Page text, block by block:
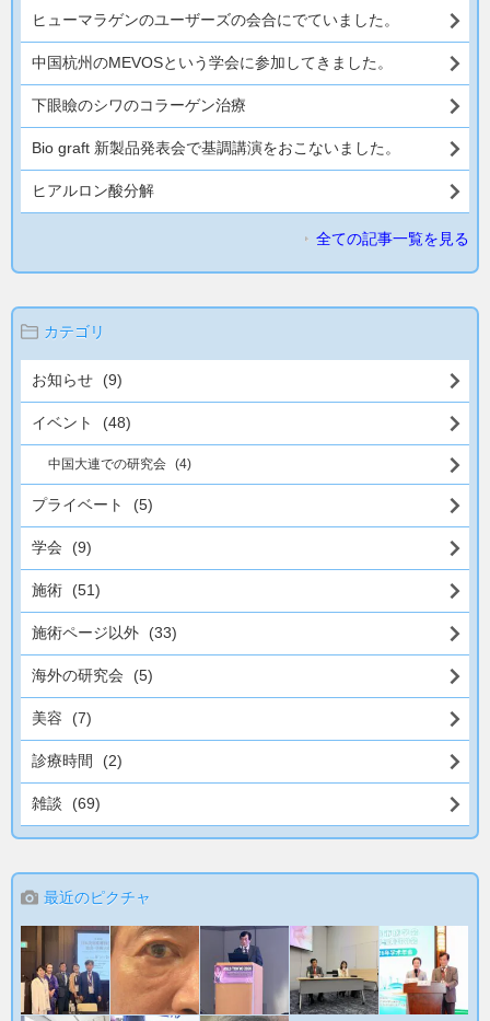
ヒューマラゲンのユーザーズの会合にでていました。
中国杭州のMEVOSという学会に参加してきました。
下眼瞼のシワのコラーゲン治療
Bio graft 新製品発表会で基調講演をおこないました。
ヒアルロン酸分解
全ての記事一覧を見る
カテゴリ
お知らせ (9)
イベント (48)
中国大連での研究会 (4)
プライベート (5)
学会 (9)
施術 (51)
施術ページ以外 (33)
海外の研究会 (5)
美容 (7)
診療時間 (2)
雑談 (69)
最近のピクチャ